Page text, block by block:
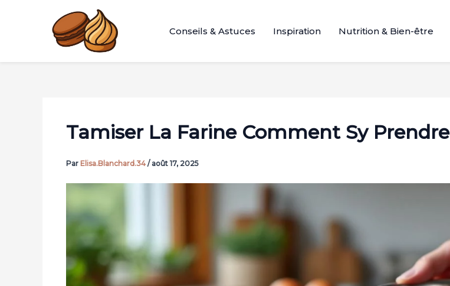
Conseils & Astuces Inspiration Nutrition & Bien-être
Tamiser La Farine Comment Sy Prendre
Par Elisa.Blanchard.34 / août 17, 2025